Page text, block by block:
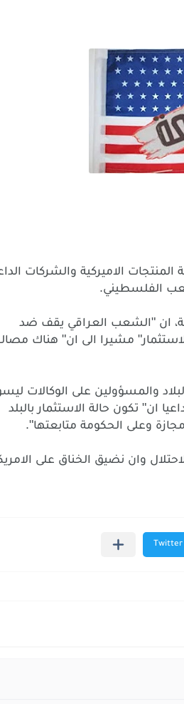
المنتجات الاميركية والشركات
الفلسطيني.
ان "الشعب العراقي يقف ضد
" مشيرا الى ان" هناك
والمسؤولين على الوكالات
ان" تكون حالة الاستثمار بالبلد
مجازة وعلى الحكومة متابعتها".
وان نضيق الخناق على